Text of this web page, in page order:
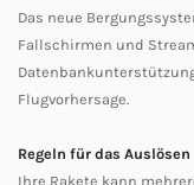
Das neue
Fallschirmen und
Flugvorhersage.
Regeln für das Auslösen
Ihre Rakete kann